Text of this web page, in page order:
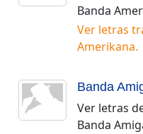
Banda
Ver letras
Amerikana.
Banda
Ver letras
Banda